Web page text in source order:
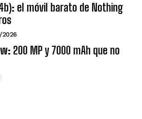
el móvil barato de Nothing
2026
200 MP y 7000 mAh que no